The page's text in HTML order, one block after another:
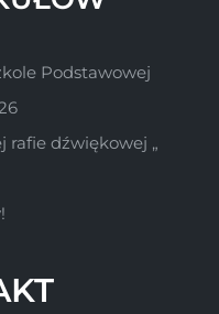
Podstawowej
rafie dźwiękowej „